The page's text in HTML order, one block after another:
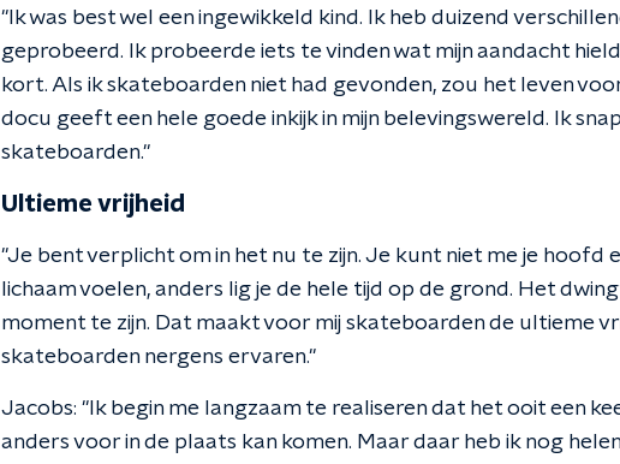
"Ik was best wel een ingewikkeld kind. Ik heb duizend
geprobeerd. Ik probeerde iets te vinden wat mijn aandacht
kort. Als ik skateboarden niet had gevonden, zou het leven
docu geeft een hele goede inkijk in mijn belevingswereld. Ik
skateboarden."
Ultieme vrijheid
"Je bent verplicht om in het nu te zijn. Je kunt niet me je hoofd
lichaam voelen, anders lig je de hele tijd op de grond. Het
moment te zijn. Dat maakt voor mij skateboarden de ultieme
skateboarden nergens ervaren."
Jacobs: "Ik begin me langzaam te realiseren dat het ooit een
anders voor in de plaats kan komen. Maar daar heb ik nog